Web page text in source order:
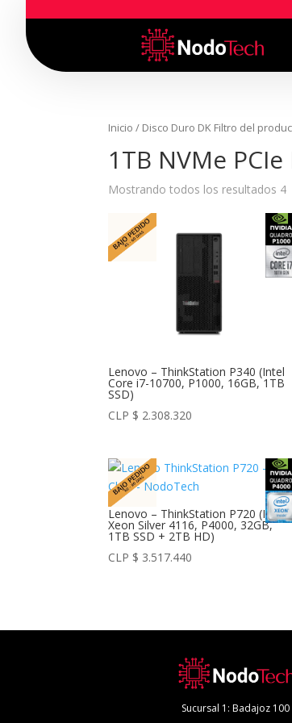
Inicio / Disco Duro DK Filtro del
1TB NVMe PCIe
Mostrando todos los resultados 4
Lenovo – ThinkStation P340 (Intel
Core i7-10700, P1000, 16GB, 1TB
SSD)
CLP $ 2.308.320
Lenovo – ThinkStation P720 (Intel
Xeon Silver 4116, P4000, 32GB,
1TB SSD + 2TB HD)
CLP $ 3.517.440
Sucursal 1: Badajoz 100